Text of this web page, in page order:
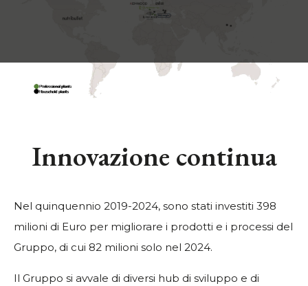
Innovazione continua
Nel quinquennio 2019-2024, sono stati investiti 398
milioni di Euro per migliorare i prodotti e i processi del
Gruppo, di cui 82 milioni solo nel 2024.
Il Gruppo si avvale di diversi hub di sviluppo e di